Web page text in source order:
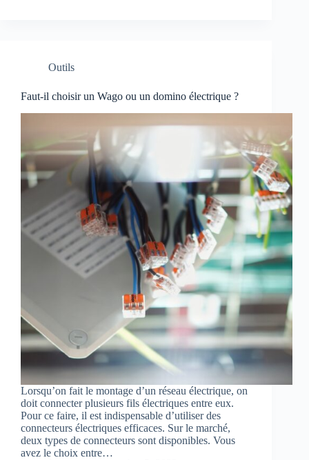
Outils
Faut-il choisir un Wago ou un domino électrique ?
Lorsqu’on fait le montage d’un réseau électrique, on
doit connecter plusieurs fils électriques entre eux.
Pour ce faire, il est indispensable d’utiliser des
connecteurs électriques efficaces. Sur le marché,
deux types de connecteurs sont disponibles. Vous
avez le choix entre…